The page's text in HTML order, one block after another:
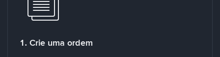
1. Crie uma ordem